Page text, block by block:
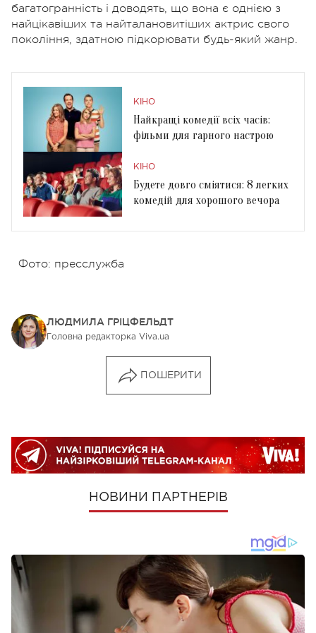
багатогранність і доводять, що вона є однією з
найцікавіших та найталановитіших актрис свого
покоління, здатною підкорювати будь-який жанр.
КІНО
Найкращі комедії всіх часів:
фільми для гарного настрою
КІНО
Будете довго сміятися: 8 легких
комедій для хорошого вечора
Фото: пресслужба
ЛЮДМИЛА ГРІЦФЕЛЬДТ
Головна редакторка Viva.ua
ПОШЕРИТИ
НОВИНИ ПАРТНЕРІВ